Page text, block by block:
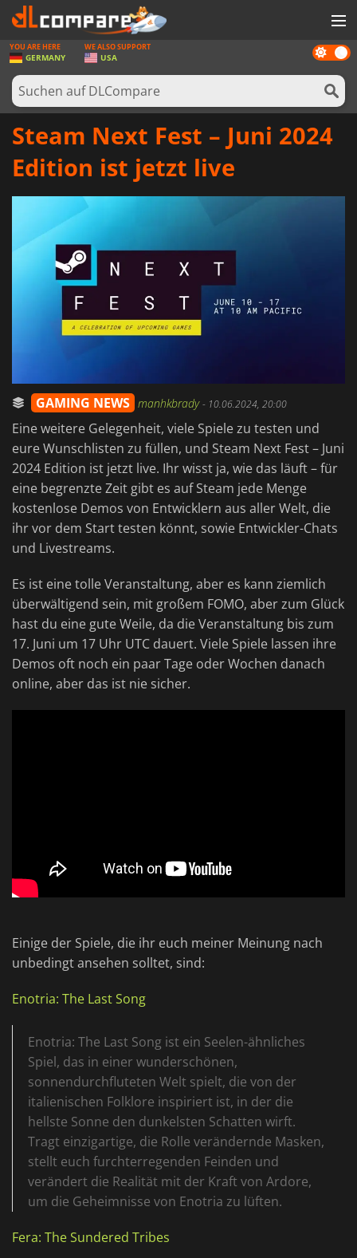
SPIELE
SPIEL KARTEN
SOFTWARE
NACHRICHTEN
ANMELDEN ODER REGISTRIEREN
Dark
mode
YOU ARE HERE
GERMANY
WE ALSO SUPPORT
USA
Steam Next Fest – Juni 2024
Edition ist jetzt live
GAMING NEWS manhkbrady- 10.06.2024, 20:00
Eine weitere Gelegenheit, viele Spiele zu testen und
eure Wunschlisten zu füllen, und Steam Next Fest – Juni
2024 Edition ist jetzt live. Ihr wisst ja, wie das läuft – für
eine begrenzte Zeit gibt es auf Steam jede Menge
kostenlose Demos von Entwicklern aus aller Welt, die
ihr vor dem Start testen könnt, sowie Entwickler-Chats
und Livestreams.
Es ist eine tolle Veranstaltung, aber es kann ziemlich
überwältigend sein, mit großem FOMO, aber zum Glück
hast du eine gute Weile, da die Veranstaltung bis zum
17. Juni um 17 Uhr UTC dauert. Viele Spiele lassen ihre
Demos oft noch ein paar Tage oder Wochen danach
online, aber das ist nie sicher.
Einige der Spiele, die ihr euch meiner Meinung nach
unbedingt ansehen solltet, sind:
Enotria: The Last Song
Enotria: The Last Song ist ein Seelen-ähnliches
Spiel, das in einer wunderschönen,
sonnendurchfluteten Welt spielt, die von der
italienischen Folklore inspiriert ist, in der die
hellste Sonne den dunkelsten Schatten wirft.
Tragt einzigartige, die Rolle verändernde Masken,
stellt euch furchterregenden Feinden und
verändert die Realität mit der Kraft von Ardore,
um die Geheimnisse von Enotria zu lüften.
Fera: The Sundered Tribes